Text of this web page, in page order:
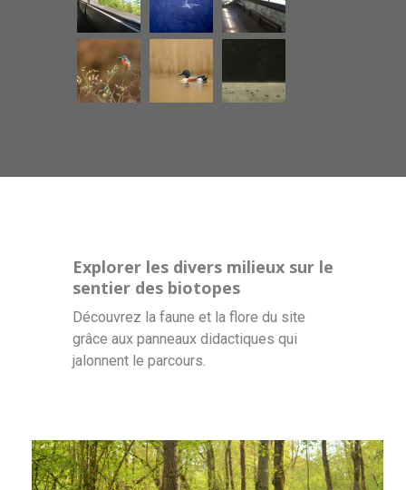
Explorer les divers milieux sur le
sentier des biotopes
Découvrez la faune et la flore du site
grâce aux panneaux didactiques qui
jalonnent le parcours.